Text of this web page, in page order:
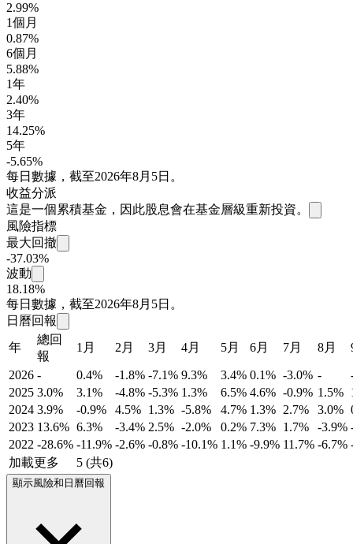
2.99%
1個月
0.87%
6個月
5.88%
1年
2.40%
3年
14.25%
5年
-5.65%
每日數據，截至2026年8月5日。
收益分派
這是一個累積基金，因此股息會在基金層級重新投資。
風險指標
最大回撤
-37.03%
波動
18.18%
每日數據，截至2026年8月5日。
日曆回報
年
總回
報
1月 2月 3月 4月 5月 6月 7月 8月
2026 - 0.4% -1.8% -7.1% 9.3% 3.4% 0.1% -3.0% -
2025 3.0% 3.1% -4.8% -5.3% 1.3% 6.5% 4.6% -0.9% 1.5%
2024 3.9% -0.9% 4.5% 1.3% -5.8% 4.7% 1.3% 2.7% 3.0%
2023 13.6% 6.3% -3.4% 2.5% -2.0% 0.2% 7.3% 1.7% -3.9%
2022 -28.6% -11.9% -2.6% -0.8% -10.1% 1.1% -9.9% 11.7% -6.7%
加載更多
5 (共6)
顯示風險和日曆回報